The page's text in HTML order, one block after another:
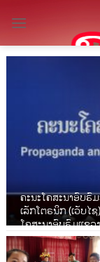
content
ຄະນະໂຄສະນາອົບຮົ
ເລັກໂຕຣນິກ (ເວັບໄ
ໂຄສະນາອົບຮົມແຂວ